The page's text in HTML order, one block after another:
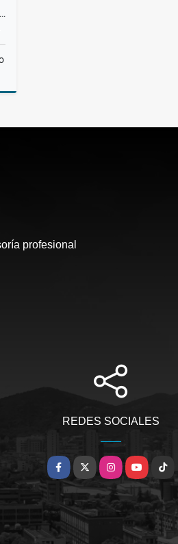
ALQUILER, OFICINA, ECONOMICA, COWORKING| EL HATILLO, LA LAGUNITA, 200$
profesional
REDES SOCIALES
Facebook
X InstagramYouTubeTikTok